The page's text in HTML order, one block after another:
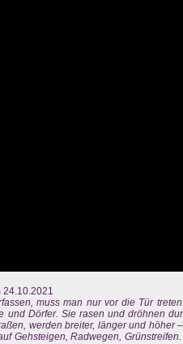
24.10.2021
muss man nur vor die Tür
Dörfer. Sie rasen und dröhnen
werden breiter, länger und höher
Gehsteigen, Radwegen,